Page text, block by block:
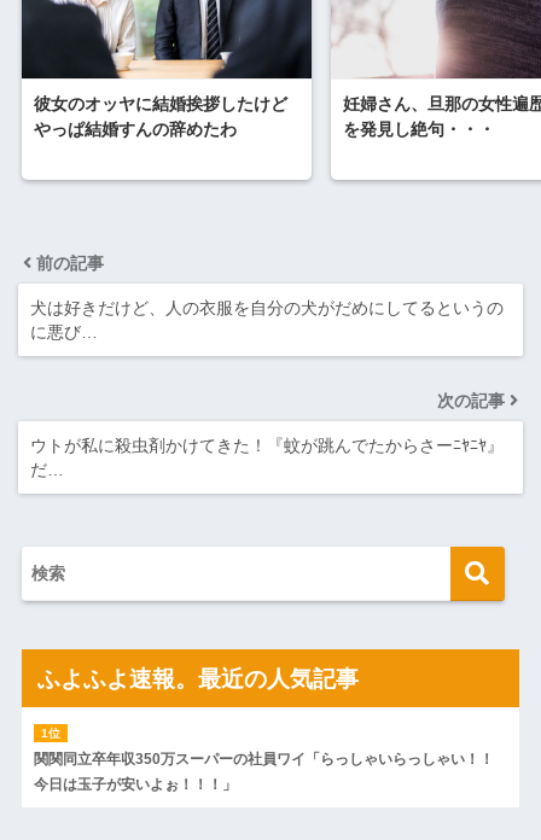
彼女のオッヤに結婚挨拶したけど
やっぱ結婚すんの辞めたわ
妊婦さん、旦那の女性遍
を発見し絶句・・・
前の記事
犬は好きだけど、人の衣服を自分の犬がだめにしてるというの
に悪び…
次の記事
ウトが私に殺虫剤かけてきた！『蚊が跳んでたからさーﾆﾔﾆﾔ』
だ…
ふよふよ速報。最近の人気記事
関関同立卒年収350万スーパーの社員ワイ「らっしゃいらっしゃい！！
今日は玉子が安いよぉ！！！」